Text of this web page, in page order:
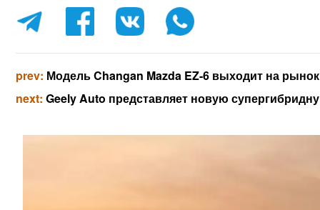
prev: Модель Changan Mazda EZ-6 выходит на
next:Geely Auto представляет новую